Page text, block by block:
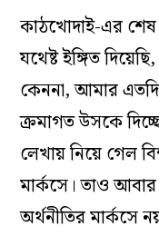
কাঠখোদাই-এর
যথেষ্ট ইঙ্গিত
কেননা, আমার
ক্রমাগত উসকে
লেখায় নিয়ে গেল
মার্কসে। তাও
অর্থনীতির মার্কসে